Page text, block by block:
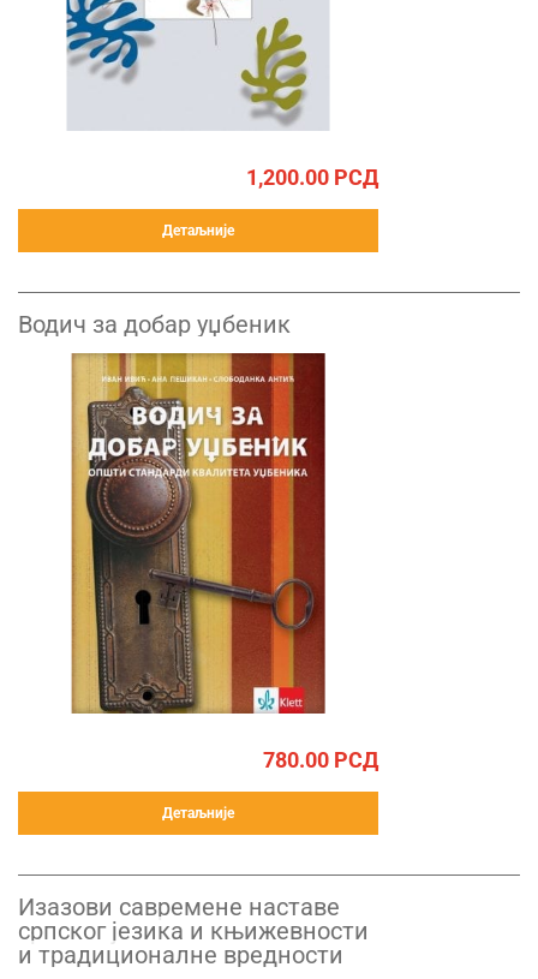
1,200.00 РСД
Детаљније
Водич за добар уџбеник
780.00 РСД
Детаљније
Изазови савремене наставе
српског језика и књижевности
и традиционалне вредности